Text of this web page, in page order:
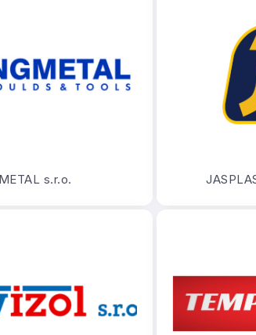
s.r.o.